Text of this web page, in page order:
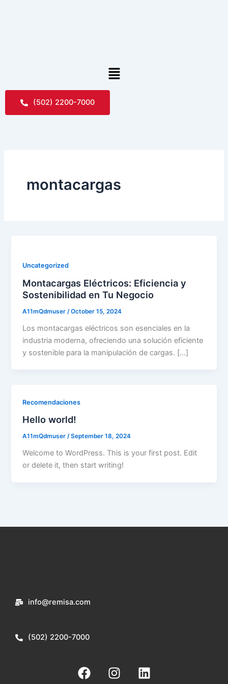
Menu
(502) 2200-7000
montacargas
Uncategorized
Montacargas Eléctricos: Eficiencia y
Sostenibilidad en Tu Negocio
A11mQdmuser /October 15, 2024
Los montacargas eléctricos son esenciales en la
industria moderna, ofreciendo una solución eficiente
y sostenible para la manipulación de cargas. […]
Recomendaciones
Hello world!
A11mQdmuser/September 18, 2024
Welcome to WordPress. This is your first post. Edit
or delete it, then start writing!
info@remisa.com
(502) 2200-7000
F
a
I
n
L
i